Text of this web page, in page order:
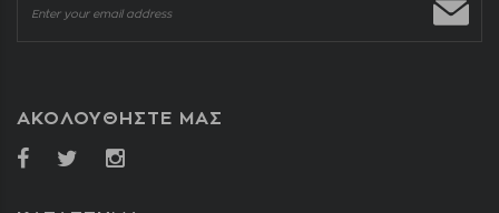
ΑΚΟΛΟΥΘΗΣΤΕ ΜΑΣ